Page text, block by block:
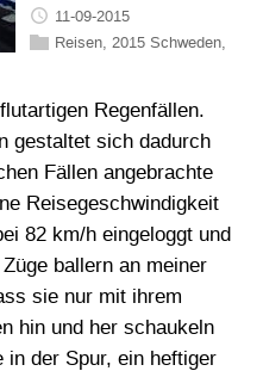
11-09-2015
Reisen 2015 Schweden
Regenfällen.
gestaltet sich dadurch
Fällen angebrachte
Reisegeschwindigkeit
82 km/h eingeloggt und
ballern an meiner
sie nur mit ihrem
hin und her schaukeln
der Spur, ein heftiger